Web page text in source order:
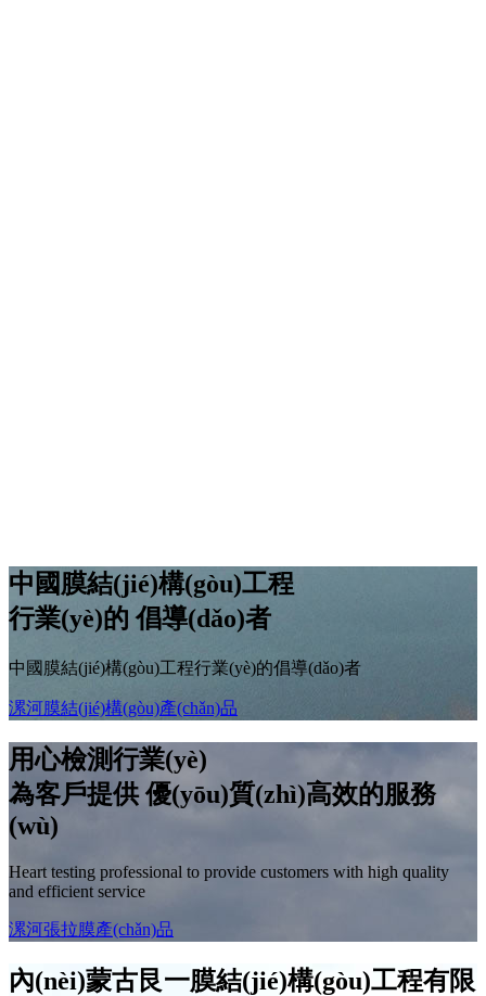
中國膜結(jié)構(gòu)工程
行業(yè)的倡導(dǎo)者
中國膜結(jié)構(gòu)工程行業(yè)的倡導(dǎo)者
漯河膜結(jié)構(gòu)產(chǎn)品
用心檢測行業(yè)
為客戶提供優(yōu)質(zhì)高效的服務
(wù)
Heart testing professional to provide customers with high quality
and efficient service
漯河張拉膜產(chǎn)品
內(nèi)蒙古艮一膜結(jié)構(gòu)工程有限